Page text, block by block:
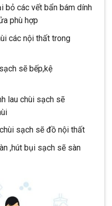
bỏ các vết bẩn bám dính
phù hợp
các nội thất trong
sẽ bếp,kệ
lau chùi sạch sẽ
sạch sẽ đồ nội thất
,hút bụi sạch sẽ sàn